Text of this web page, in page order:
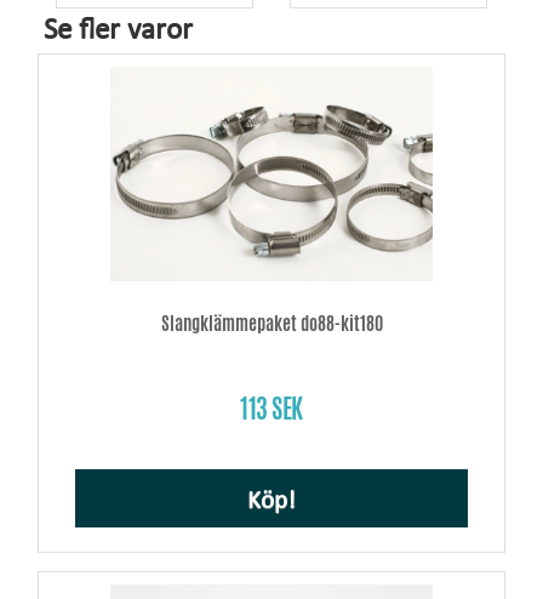
Se fler varor
Slangklämmepaket do88-kit180
113 SEK
Köp!